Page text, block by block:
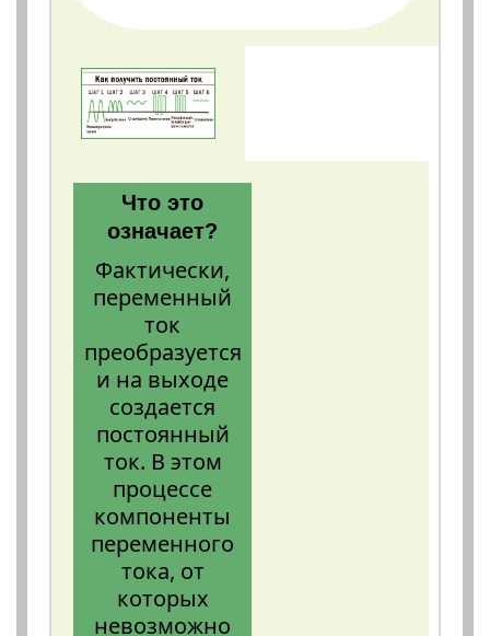
Что это
означает?
Фактически,
переменный
ток
преобразуется
и на выходе
создается
постоянный
ток. В этом
процессе
компоненты
переменного
тока, от
которых
невозможно